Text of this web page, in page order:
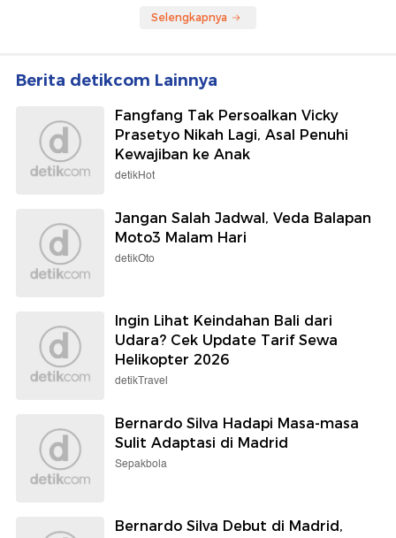
Selengkapnya
Berita detikcom Lainnya
Fangfang Tak Persoalkan Vicky
Prasetyo Nikah Lagi, Asal Penuhi
Kewajiban ke Anak
detikHot
Jangan Salah Jadwal, Veda Balapan
Moto3 Malam Hari
detikOto
Ingin Lihat Keindahan Bali dari
Udara? Cek Update Tarif Sewa
Helikopter 2026
detikTravel
Bernardo Silva Hadapi Masa-masa
Sulit Adaptasi di Madrid
Sepakbola
Bernardo Silva Debut di Madrid,